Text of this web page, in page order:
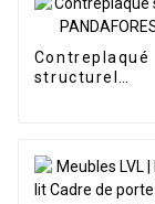
Contreplaqué
structurel